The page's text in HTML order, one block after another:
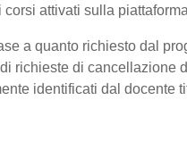
attivati sulla
a quanto richiesto dal
richieste di cancellazione
identificati dal docente